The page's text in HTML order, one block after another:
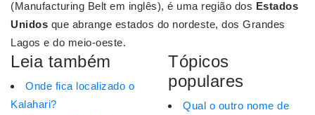
(Manufacturing Belt em inglês), é uma região dos Estados
Unidos que abrange estados do nordeste, dos Grandes
Lagos e do meio-oeste.
Leia também
Onde fica localizado o
Kalahari?
Tópicos
populares
Qual o outro nome de